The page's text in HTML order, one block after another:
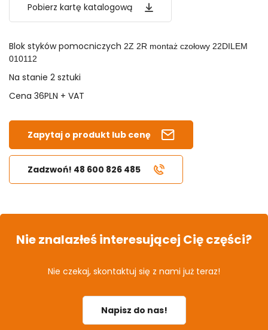
Pobierz kartę katalogową
Blok styków pomocniczych 2Z 2R montaż czołowy 22DILEM
010112
Na stanie 2 sztuki
Cena 36PLN + VAT
Zapytaj o produkt lub cenę
Zadzwoń! 48 600 826 485
Nie znalazłeś interesującej Cię części?
Nie czekaj, skontaktuj się z nami już teraz!
Napisz do nas!